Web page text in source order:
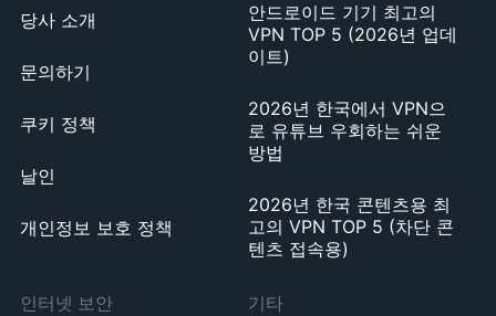
당사 소개
문의하기
쿠키 정책
날인
개인정보 보호 정책
안드로이드 기기 최고의
VPN TOP 5 (2026년 업데
이트)
2026년 한국에서 VPN으
로 유튜브 우회하는 쉬운
방법
2026년 한국 콘텐츠용 최
고의 VPN TOP 5 (차단 콘
텐츠 접속용)
인터넷 보안 기타